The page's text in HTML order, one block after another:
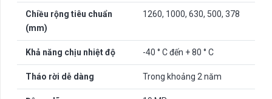
Chiều rộng tiêu chuẩn
(mm)
1260, 1000, 630, 500, 378
Khả năng chịu nhiệt độ -40 ° C đến + 80 ° C
Tháo rời dễ dàng Trong khoảng 2 năm